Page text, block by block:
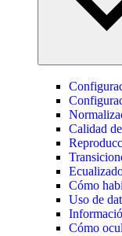
Calidad
Cómo
Uso de
Cómo